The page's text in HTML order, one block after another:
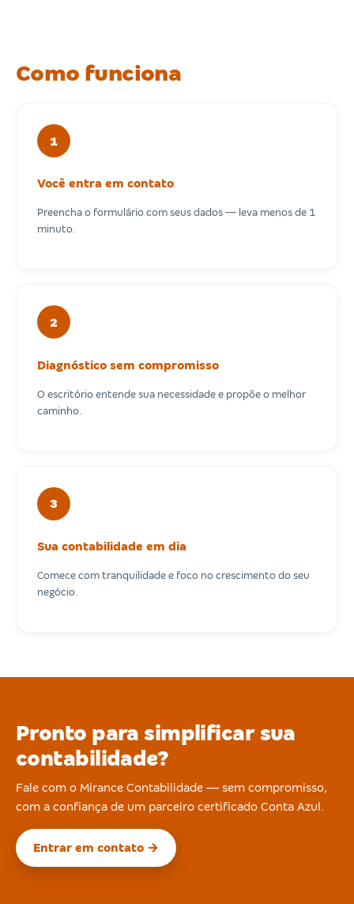
Como funciona
1
Você entra em contato
Preencha o formulário com seus dados — leva menos de 1
minuto.
2
Diagnóstico sem compromisso
O escritório entende sua necessidade e propõe o melhor
caminho.
3
Sua contabilidade em dia
Comece com tranquilidade e foco no crescimento do seu
negócio.
Pronto para simplificar sua
contabilidade?
Fale com o Mirance Contabilidade — sem compromisso,
com a confiança de um parceiro certificado Conta Azul.
Entrar em contato →